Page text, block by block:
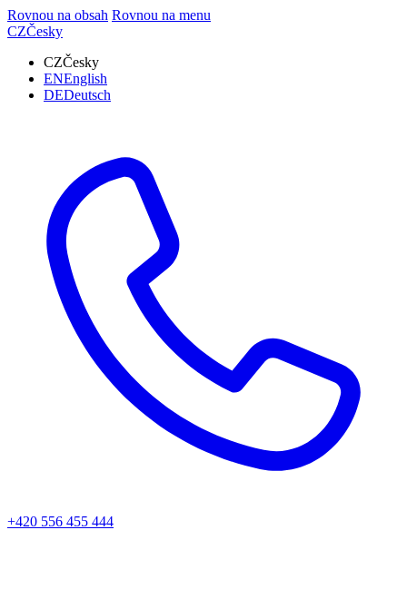
Rovnou na obsah Rovnou na menu
CZČesky
CZČesky
ENEnglish
DEDeutsch
+420 556 455 444